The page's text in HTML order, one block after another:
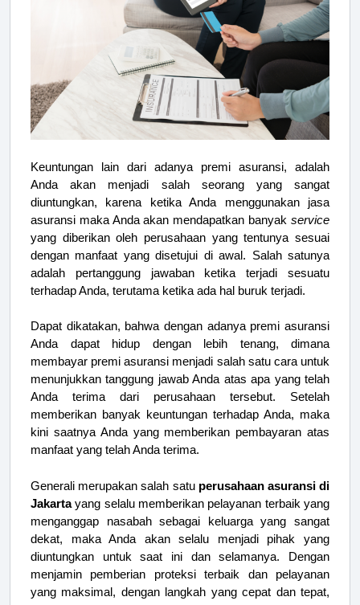
Keuntungan lain dari adanya premi asuransi, adalah
Anda akan menjadi salah seorang yang sangat
diuntungkan, karena ketika Anda menggunakan jasa
asuransi maka Anda akan mendapatkan banyak service
yang diberikan oleh perusahaan yang tentunya sesuai
dengan manfaat yang disetujui di awal. Salah satunya
adalah pertanggung jawaban ketika terjadi sesuatu
terhadap Anda, terutama ketika ada hal buruk terjadi.
Dapat dikatakan, bahwa dengan adanya premi asuransi
Anda dapat hidup dengan lebih tenang, dimana
membayar premi asuransi menjadi salah satu cara untuk
menunjukkan tanggung jawab Anda atas apa yang telah
Anda terima dari perusahaan tersebut. Setelah
memberikan banyak keuntungan terhadap Anda, maka
kini saatnya Anda yang memberikan pembayaran atas
manfaat yang telah Anda terima.
Generali merupakan salah satu perusahaan asuransi di
Jakartayang selalu memberikan pelayanan terbaik yang
menganggap nasabah sebagai keluarga yang sangat
dekat, maka Anda akan selalu menjadi pihak yang
diuntungkan untuk saat ini dan selamanya. Dengan
menjamin pemberian proteksi terbaik dan pelayanan
yang maksimal, dengan langkah yang cepat dan tepat,